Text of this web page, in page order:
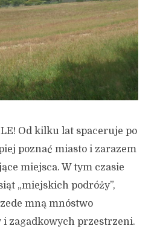
Od kilku lat spaceruje po
poznać miasto i zarazem
miejsca. W tym czasie
„miejskich podróży”,
mną mnóstwo
zagadkowych przestrzeni.